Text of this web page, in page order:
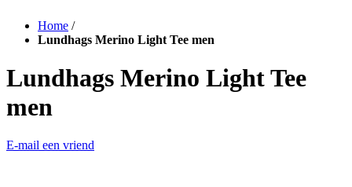
Home /
Lundhags Merino Light Tee men
Lundhags Merino Light Tee
men
E-mail een vriend